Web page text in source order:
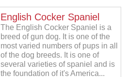
English Cocker Spaniel
The English Cocker Spaniel is a
breed of gun dog. It is one of the
most varied numbers of pups in all
of the dog breeds. It is one of
several varieties of spaniel and is
the foundation of it's America...